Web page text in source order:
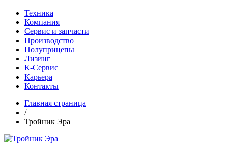
Техника
Компания
Сервис и запчасти
Производство
Полуприцепы
Лизинг
К-Сервис
Карьера
Контакты
Главная страница
/
Тройник Эра